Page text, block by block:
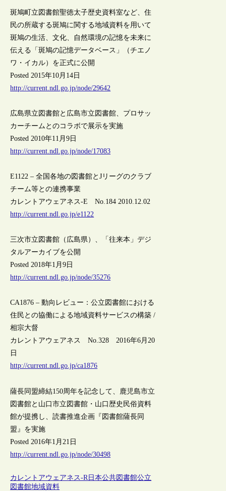
斑鳩町立図書館聖徳太子歴史資料室など、住
民の所蔵する斑鳩に関する地域資料を用いて
斑鳩の生活、文化、自然環境の記憶を未来に
伝える「斑鳩の記憶データベース」（チエノ
ワ・イカル）を正式に公開
Posted 2015年10月14日
http://current.ndl.go.jp/node/29642
広島県立図書館と広島市立図書館、プロサッ
カーチームとのコラボで展示を実施
Posted 2010年11月9日
http://current.ndl.go.jp/node/17083
E1122 – 全国各地の図書館とJリーグのクラブ
チーム等との連携事業
カレントアウェアネス-E No.184 2010.12.02
http://current.ndl.go.jp/e1122
三次市立図書館（広島県）、「往来本」デジ
タルアーカイブを公開
Posted 2018年1月9日
http://current.ndl.go.jp/node/35276
CA1876 – 動向レビュー：公立図書館における
住民との協働による地域資料サービスの構築 /
相宗大督
カレントアウェアネス No.328 2016年6月20
日
http://current.ndl.go.jp/ca1876
薩長同盟締結150周年を記念して、鹿児島市立
図書館と山口市立図書館・山口歴史民俗資料
館が提携し、読書推進企画『図書館薩長同
盟』を実施
Posted 2016年1月21日
http://current.ndl.go.jp/node/30498
カレントアウェアネス-R 日本公共図書館公立
図書館地域資料